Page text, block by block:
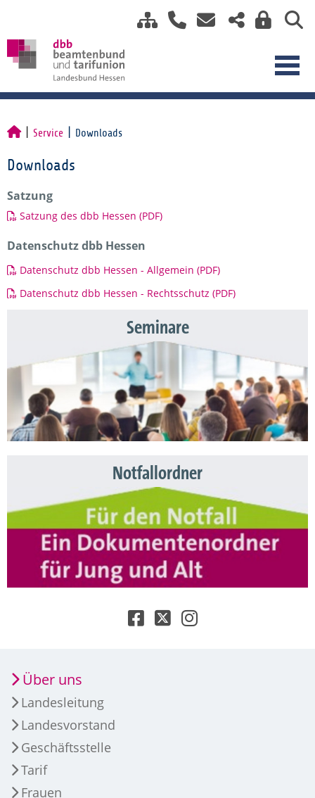
Service Downloads
Downloads
Satzung
Satzung des dbb Hessen (PDF)
Datenschutz dbb Hessen
Datenschutz dbb Hessen - Allgemein (PDF)
Datenschutz dbb Hessen - Rechtsschutz (PDF)
Seminare
Notfallordner
Über uns
Landesleitung
Landesvorstand
Geschäftsstelle
Tarif
Frauen